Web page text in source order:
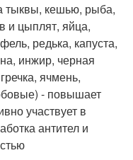
тыквы, кешью, рыба,
и цыплят, яйца,
редька, капуста,
инжир, черная
ячмень,
- повышает
участвует в
антител и